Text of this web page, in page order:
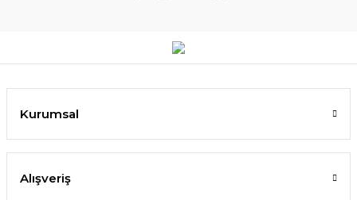
Kurumsal
Alışveriş